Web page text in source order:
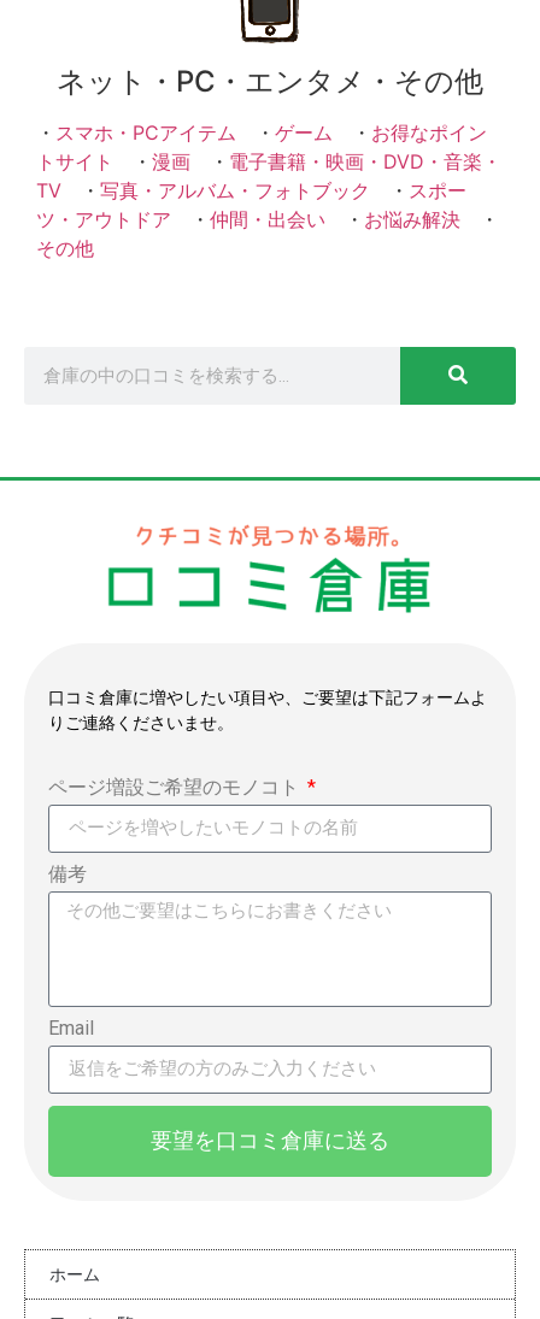
ネット・PC・エンタメ・その他
・ スマホ・PCアイテム ・ ゲーム ・ お得なポイン
トサイト
・ 漫画 ・ 電子書籍・映画・DVD・音楽・
TV ・ 写真・アルバム・フォトブック ・ スポー
ツ・アウトドア ・ 仲間・出会い ・ お悩み解決 ・
その他
口コミ倉庫に増やしたい項目や、ご要望は下記フォームよ
りご連絡くださいませ。
ページ増設ご希望のモノコト
備考
Email
要望を口コミ倉庫に送る
ホーム